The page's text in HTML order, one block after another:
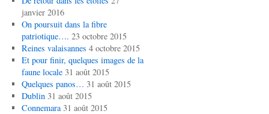
janvier 2016
On poursuit dans la fibre
patriotique…. 23 octobre 2015
Reines valaisannes 4 octobre 2015
Et pour finir, quelques images de la
faune locale 31 août 2015
Quelques panos… 31 août 2015
Dublin 31 août 2015
Connemara 31 août 2015